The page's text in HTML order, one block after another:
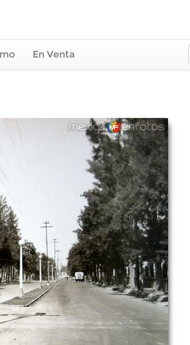
En Venta